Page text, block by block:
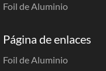
Foil de Aluminio
Página de enlaces
Foil de Aluminio